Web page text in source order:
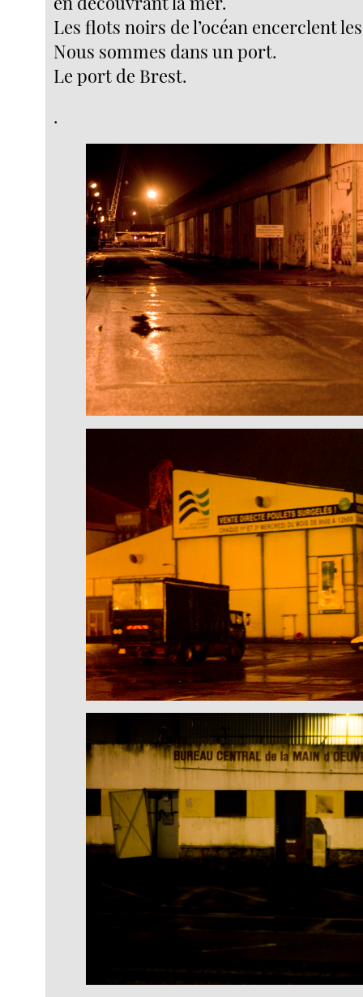
Les flots noirs de l’océan encerclent
Nous sommes dans un port.
Le port de Brest.
.